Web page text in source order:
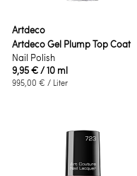
Artdeco
Artdeco Gel Plump Top Coat
Nail Polish
9,95 €/ 10 ml
995,00 € / Liter